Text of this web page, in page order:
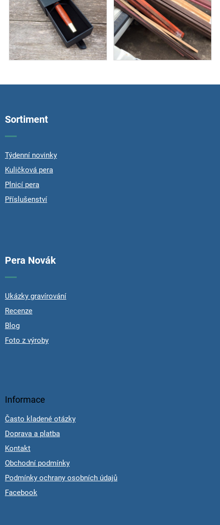
Sortiment
Týdenní novinky
Kuličková pera
Plnicí pera
Příslušenství
Pera Novák
Ukázky gravírování
Recenze
Blog
Foto z výroby
Informace
Často kladené otázky
Doprava a platba
Kontakt
Obchodní podmínky
Podmínky ochrany osobních údajů
Facebook